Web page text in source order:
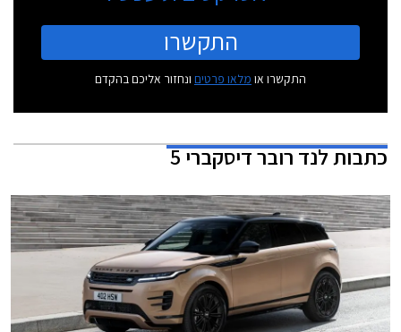
התקשרו
התקשרו או מלאו פרטים ונחזור אליכם בהקדם
כתבותלנד רובר דיסקברי 5